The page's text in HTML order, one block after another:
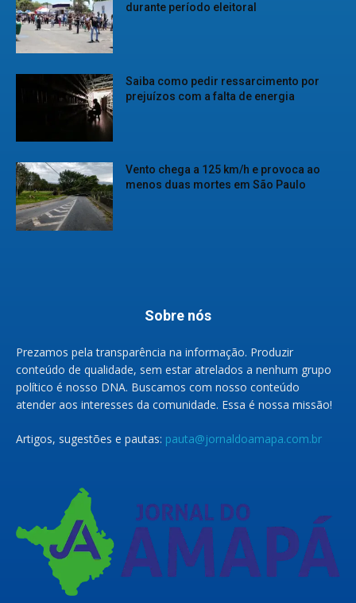
durante período eleitoral
Saiba como pedir ressarcimento por
prejuízos com a falta de energia
Vento chega a 125 km/h e provoca ao
menos duas mortes em São Paulo
Sobre nós
Prezamos pela transparência na informação. Produzir
conteúdo de qualidade, sem estar atrelados a nenhum grupo
político é nosso DNA. Buscamos com nosso conteúdo
atender aos interesses da comunidade. Essa é nossa missão!
Artigos, sugestões e pautas: pauta@jornaldoamapa.com.br